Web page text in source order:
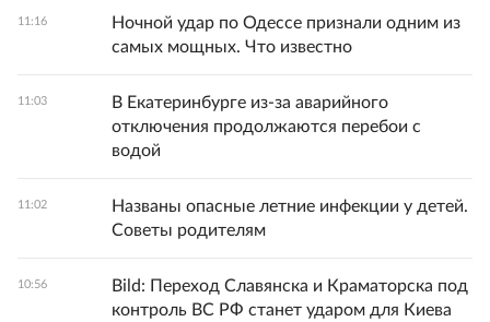
11:16
Ночной удар по Одессе признали одним из
самых мощных. Что известно
11:03
В Екатеринбурге из-за аварийного
отключения продолжаются перебои с
водой
11:02
Названы опасные летние инфекции у детей.
Советы родителям
10:56
Bild: Переход Славянска и Краматорска под
контроль ВС РФ станет ударом для Киева